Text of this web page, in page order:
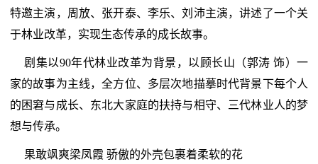
特邀主演，周放、张开泰、李乐、刘沛主演，讲述了一个关
于林业改革，实现生态传承的成长故事。
剧集以90年代林业改革为背景，以顾长山（郭涛 饰）一
家的故事为主线，全方位、多层次地描摹时代背景下每个人
的困窘与成长、东北大家庭的扶持与相守、三代林业人的梦
想与传承。
果敢飒爽梁凤霞 骄傲的外壳包裹着柔软的花